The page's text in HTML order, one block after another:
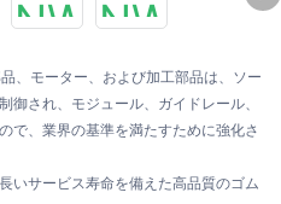
、モーター、および加工部品は、ソー
御され、モジュール、ガイドレール、
で、業界の基準を満たすために強化さ
いサービス寿命を備えた高品質のゴム